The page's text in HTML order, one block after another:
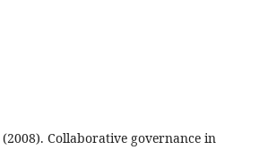
(2008). Collaborative governance in